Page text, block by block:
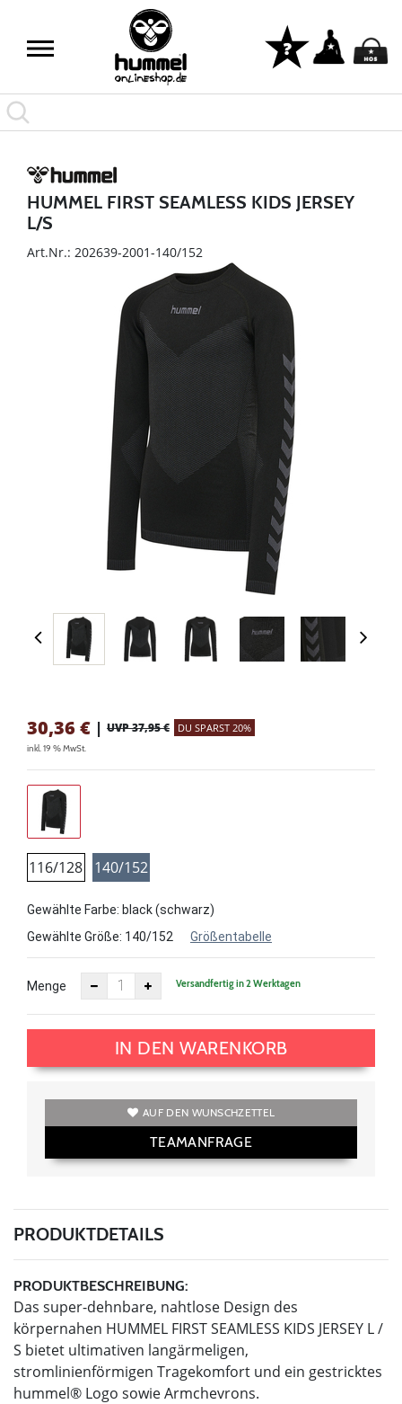
HUMMEL FIRST SEAMLESS KIDS JERSEY
L/S
Art.Nr.: 202639-2001-140/152
30,36 € | UVP 37,95 € DU SPARST 20%
inkl. 19 % MwSt.
116/128 140/152
Gewählte Farbe: black (schwarz)
Gewählte Größe: 140/152 Größentabelle
Menge Versandfertig in 2 Werktagen
IN DEN WARENKORB
AUF DEN WUNSCHZETTEL
TEAMANFRAGE
PRODUKTDETAILS
PRODUKTBESCHREIBUNG:
Das super-dehnbare, nahtlose Design des
körpernahen HUMMEL FIRST SEAMLESS KIDS JERSEY L /
S bietet ultimativen langärmeligen,
stromlinienförmigen Tragekomfort und ein gestricktes
hummel® Logo sowie Armchevrons.